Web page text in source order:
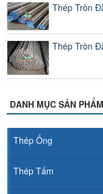
Thép Tròn
Thép Tròn
DANH MỤC SẢN PHẨM
Thép Ống
Thép Tấm